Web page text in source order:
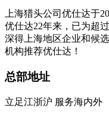
上海猎头公司优仕达于
优仕达22年来，已为超
深得上海地区企业和候
机构推荐优仕达！
总部地址
立足江浙沪 服务海内外